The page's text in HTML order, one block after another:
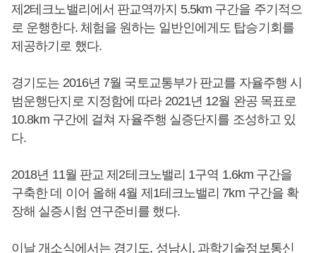
제2테크노밸리에서 판교역까지 5.5km 구간을 주기적으
로 운행한다. 체험을 원하는 일반인에게도 탑승기회를
제공하기로 했다.
경기도는 2016년 7월 국토교통부가 판교를 자율주행 시
범운행단지로 지정함에 따라 2021년 12월 완공 목표로
10.8km 구간에 걸쳐 자율주행 실증단지를 조성하고 있
다.
2018년 11월 판교 제2테크노밸리 1구역 1.6km 구간을
구축한 데 이어 올해 4월 제1테크노밸리 7km 구간을 확
장해 실증시험 연구준비를 했다.
이날 개소식에서는 경기도, 성남시, 과학기술정보통신